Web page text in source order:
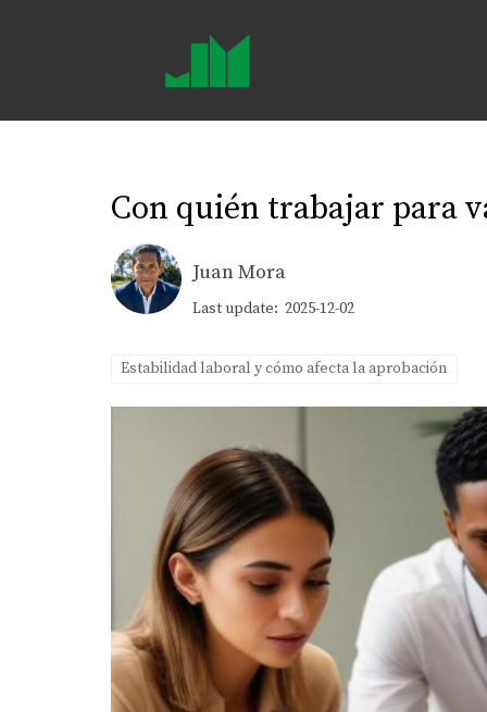
Con quién trabajar para
Juan Mora
Last update: 2025-12-02
Estabilidad laboral y cómo afecta la aprobación